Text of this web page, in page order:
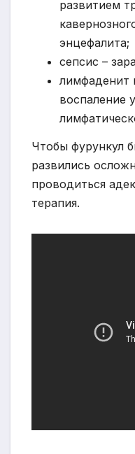
развитием
энцефалита;
сепсис –
лимфаденит
воспаление
Чтобы фурункул
развились
проводиться
терапия.